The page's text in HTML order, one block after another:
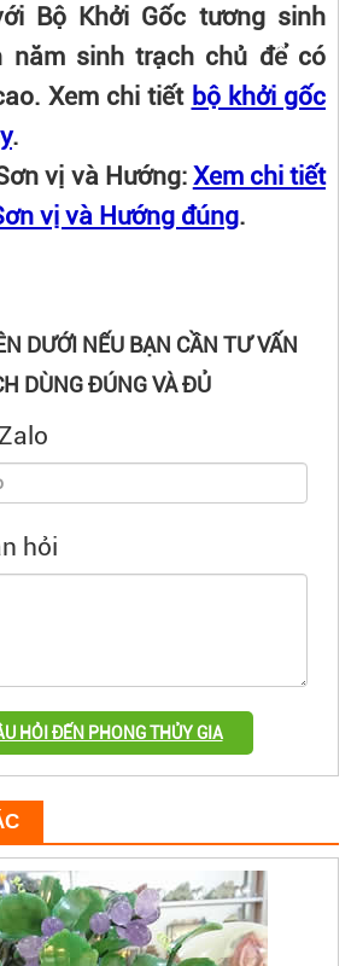
Bộ Khởi Gốc tương sinh
năm sinh trạch chủ để có
Xem chi tiết bộ khởi gốc
.
vị và Hướng: Xem chi tiết
vị và Hướng đúng.
DƯỚI NẾU BẠN CẦN TƯ VẤN
DÙNG ĐÚNG VÀ ĐỦ
hỏi
HỎI ĐẾN PHONG THỦY GIA